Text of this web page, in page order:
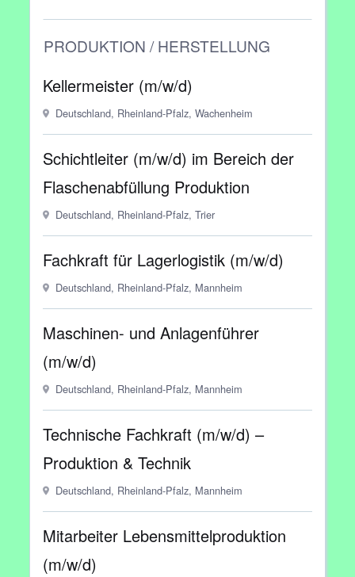
PRODUKTION / HERSTELLUNG
Kellermeister (m/w/d)
Deutschland, Rheinland-Pfalz, Wachenheim
Schichtleiter (m/w/d) im Bereich der
Flaschenabfüllung Produktion
Deutschland, Rheinland-Pfalz, Trier
Fachkraft für Lagerlogistik (m/w/d)
Deutschland, Rheinland-Pfalz, Mannheim
Maschinen- und Anlagenführer
(m/w/d)
Deutschland, Rheinland-Pfalz, Mannheim
Technische Fachkraft (m/w/d) –
Produktion & Technik
Deutschland, Rheinland-Pfalz, Mannheim
Mitarbeiter Lebensmittelproduktion
(m/w/d)